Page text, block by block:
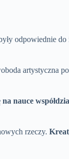
odpowiednie
artystyczna
nauce
rzeczy.